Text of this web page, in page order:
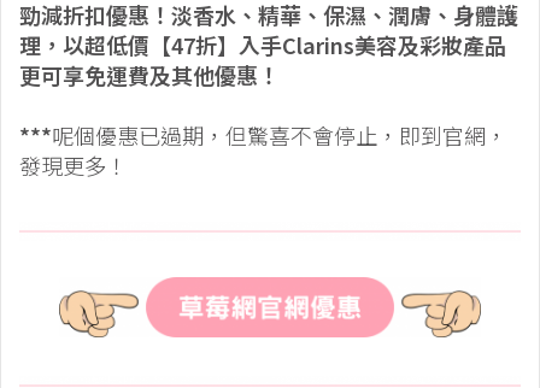
勁減折扣優惠！淡香水、精華、保濕、潤膚、身體護
理，以超低價【47折】入手Clarins美容及彩妝產品
更可享免運費及其他優惠！
***呢個優惠已過期，但驚喜不會停止，即到官網，
發現更多！